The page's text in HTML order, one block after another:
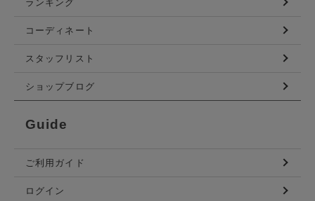
ランキング
コーディネート
スタッフリスト
ショップブログ
Guide
ご利用ガイド
ログイン